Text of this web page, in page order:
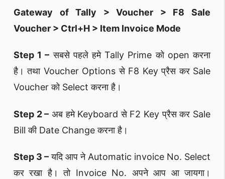
Gateway of Tally > Voucher > F8 Sale
Voucher > Ctrl+H > Item Invoice Mode
Step 1 – सबसे पहले हमे Tally Prime को open करना
है। तथा Voucher Options से F8 Key प्रैस कर Sale
Voucher को Select करना है।
Step 2 – अब हमे Keyboard से F2 Key प्रैस कर Sale
Bill की Date Change करना है।
Step 3 –यदि आप ने Automatic invoice No. Select
कर रखा है। तो Invoice No. अपने आप आ जायगा।